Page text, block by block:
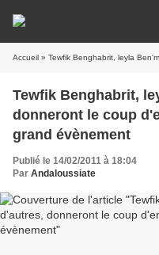
Accueil » Tewfik Benghabrit, leyla Ben'mrah et
Tewfik Benghabrit,
donneront le coup
grand évènement
Publié le 14/02/2011 à 18:04
Par Andaloussiate